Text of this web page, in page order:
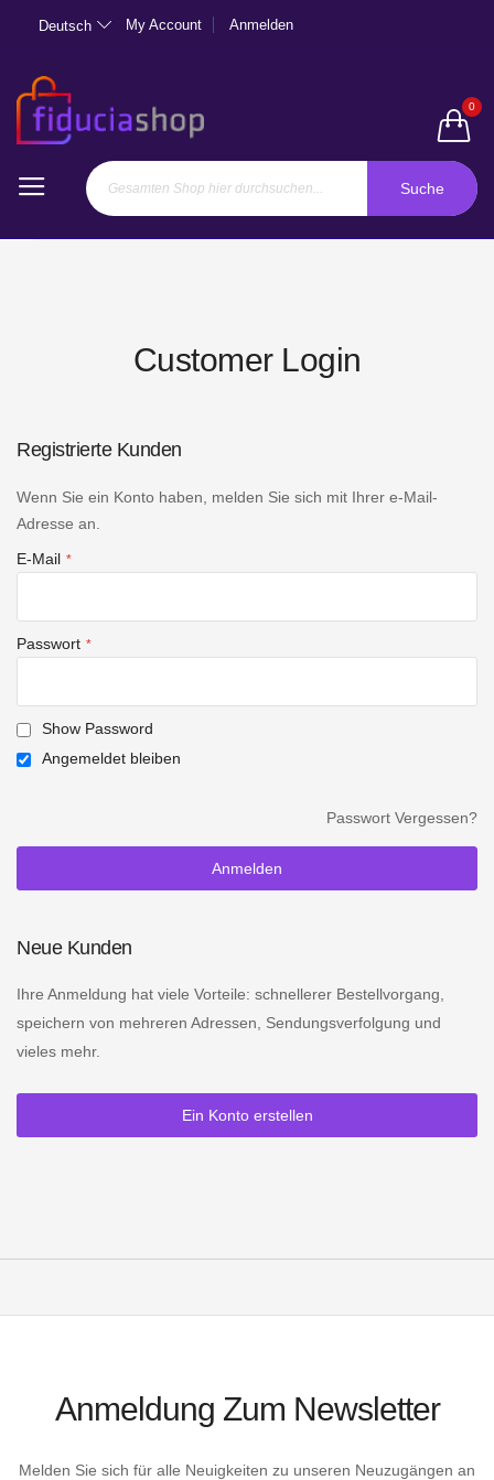
Deutsch My Account Anmelden
0
Suche
Customer Login
Registrierte Kunden
Wenn Sie ein Konto haben, melden Sie sich mit Ihrer e-Mail-
Adresse an.
E-Mail
Passwort
Show Password
Angemeldet bleiben
Anmelden
Passwort Vergessen?
Neue Kunden
Ihre Anmeldung hat viele Vorteile: schnellerer Bestellvorgang,
speichern von mehreren Adressen, Sendungsverfolgung und
vieles mehr.
Ein Konto erstellen
Anmeldung Zum Newsletter
Melden Sie sich für alle Neuigkeiten zu unseren Neuzugängen an